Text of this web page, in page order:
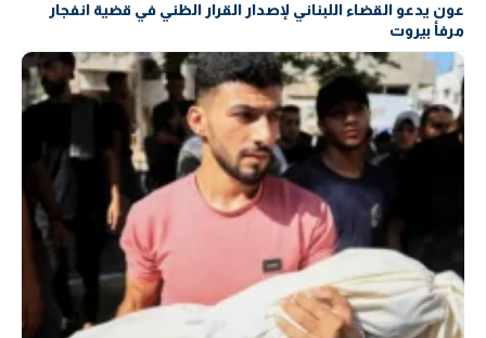
عون يدعو القضاء اللبناني لإصدار القرار الظني في قضية انفجار
مرفأ بيروت